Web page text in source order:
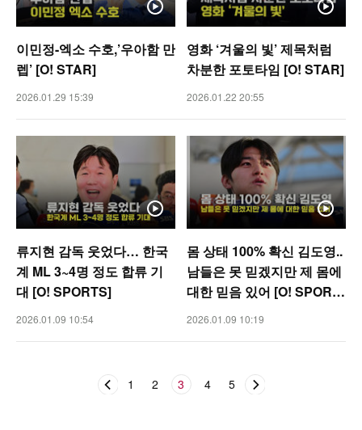
이민정-엑소 수호,’우아함 만
렙’ [O! STAR]
2026.01.29 15:39
영화 ‘겨울의 빛’ 제목처럼
차분한 포토타임 [O! STAR]
2026.01.22 20:55
류지현 감독 웃었다… 한국
계 ML 3~4명 정도 합류 기
대 [O! SPORTS]
2026.01.09 10:54
몸 상태 100% 확신 김도영..
남들은 못 믿겠지만 제 몸에
대한 믿음 있어 [O! SPORT
S]
2026.01.09 10:19
1 2 3 4 5